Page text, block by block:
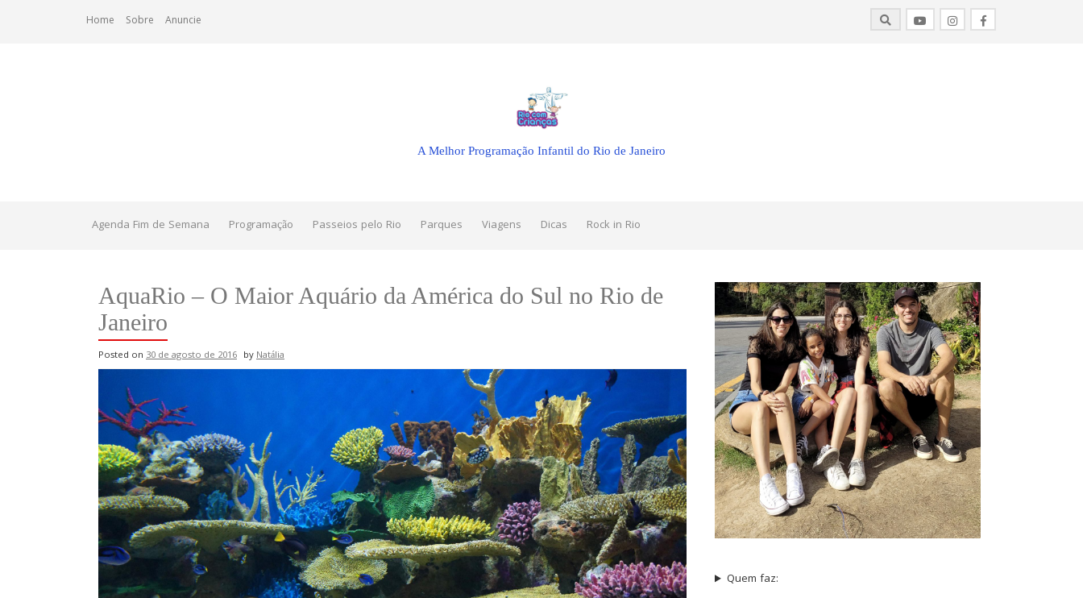
Home Sobre Anuncie
A Melhor Programação Infantil do Rio de Janeiro
Agenda Fim de Semana Programação Passeios pelo Rio Parques Viagens Dicas Rock in Rio
AquaRio – O Maior Aquário da América do Sul no Rio de
Janeiro
Posted on 30 de agosto de 2016 byNatália
Quem faz: